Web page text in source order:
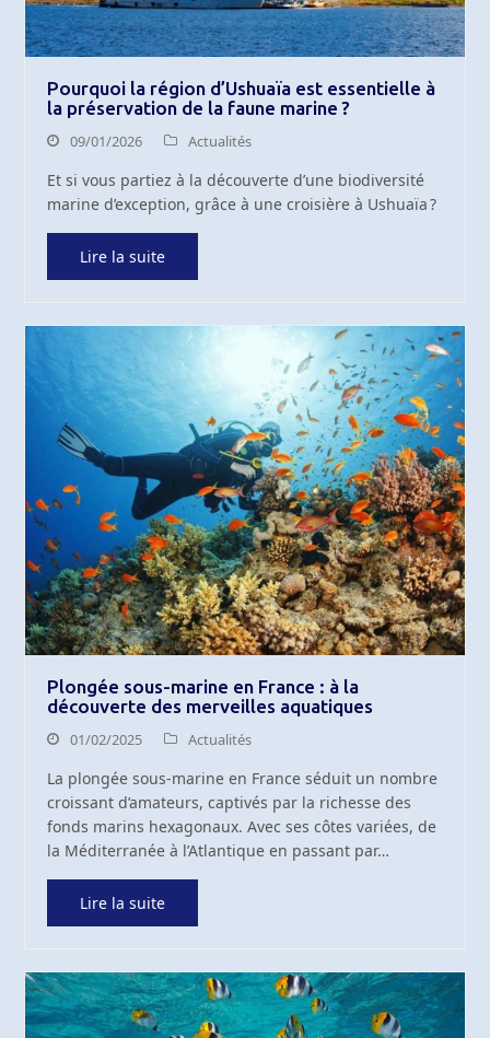
Pourquoi la région d’Ushuaïa est essentielle à
la préservation de la faune marine ?
09/01/2026 Actualités
Et si vous partiez à la découverte d’une biodiversité
marine d’exception, grâce à une croisière à Ushuaïa ?
Lire la suite
Plongée sous-marine en France : à la
découverte des merveilles aquatiques
01/02/2025 Actualités
La plongée sous-marine en France séduit un nombre
croissant d’amateurs, captivés par la richesse des
fonds marins hexagonaux. Avec ses côtes variées, de
la Méditerranée à l’Atlantique en passant par…
Lire la suite